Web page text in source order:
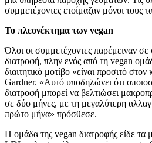
συμμετέχοντες ετοίμαζαν μόνοι τους
Το πλεονέκτημα των vegan
Όλοι οι συμμετέχοντες παρέμειναν
διατροφή, πλην ενός από τη vegan
διαιτητικό μοτίβο «είναι προσιτό
Gardner. «Αυτό υποδηλώνει ότι
διατροφή μπορεί να βελτιώσει
σε δύο μήνες, με τη μεγαλύτερη
πρώτο μήνα» πρόσθεσε.
Η ομάδα της vegan διατροφής είδε τα